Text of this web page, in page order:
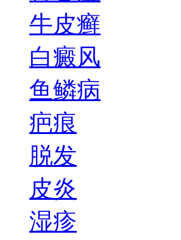
牛皮癣
白癜风
鱼鳞病
疤痕
脱发
皮炎
湿疹